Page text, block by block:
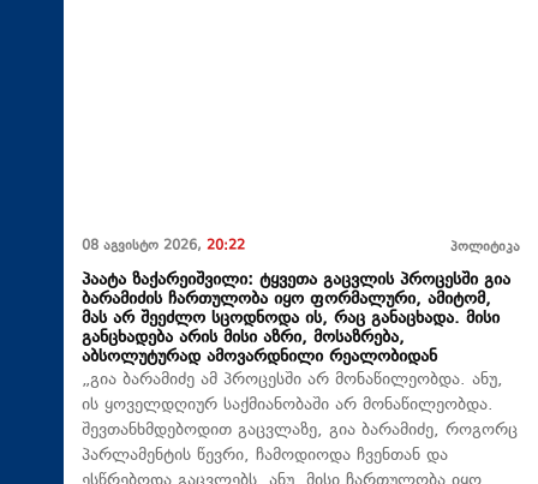
08 აგვისტო 2026, 20:22 პოლიტიკა
პაატა ზაქარეიშვილი: ტყვეთა გაცვლის პროცესში გია
ბარამიძის ჩართულობა იყო ფორმალური, ამიტომ,
მას არ შეეძლო სცოდნოდა ის, რაც განაცხადა. მისი
განცხადება არის მისი აზრი, მოსაზრება,
აბსოლუტურად ამოვარდნილი რეალობიდან
„გია ბარამიძე ამ პროცესში არ მონაწილეობდა. ანუ,
ის ყოველდღიურ საქმიანობაში არ მონაწილეობდა.
შევთანხმდებოდით გაცვლაზე, გია ბარამიძე, როგორც
პარლამენტის წევრი, ჩამოდიოდა ჩვენთან და